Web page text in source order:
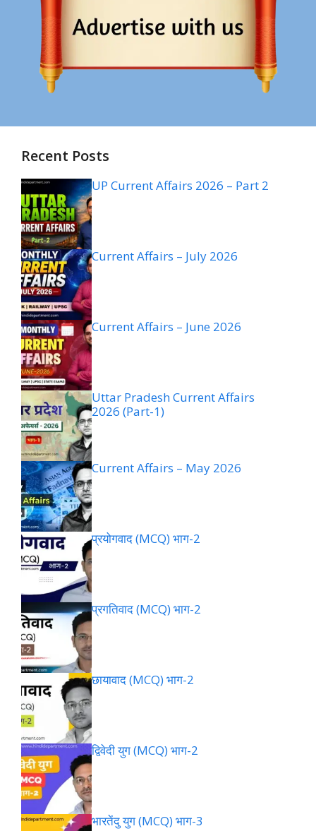
Recent Posts
UP Current Affairs 2026 – Part 2
Current Affairs – July 2026
Current Affairs – June 2026
Uttar Pradesh Current Affairs
2026 (Part-1)
Current Affairs – May 2026
प्रयोगवाद (MCQ) भाग-2
प्रगतिवाद (MCQ) भाग-2
छायावाद (MCQ) भाग-2
द्विवेदी युग (MCQ) भाग-2
भारतेंदु युग (MCQ) भाग-3